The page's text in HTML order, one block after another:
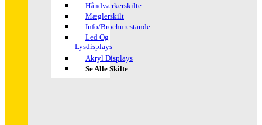
Håndværkerskilte
Mæglerskilt
Info/brochurestande
Led Og
Lysdisplays
Akryl Displays
Se Alle Skilte